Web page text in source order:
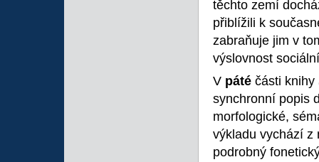
těchto zemí
přiblížili k
zabraňuje jim v
výslovnost
V páté části knihy
synchronní popis
morfologické,
výkladu vychází z
podrobný